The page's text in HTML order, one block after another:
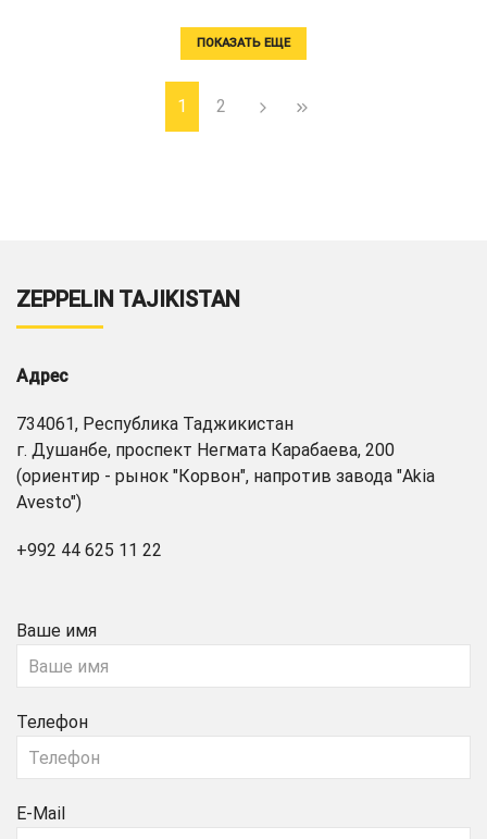
ПОКАЗАТЬ ЕЩЕ
1 2
ZEPPELIN TAJIKISTAN
Адрес
734061, Республика Таджикистан
г. Душанбе, проспект Негмата Карабаева, 200
(ориентир - рынок "Корвон", напротив завода "Akia
Avesto")
+992 44 625 11 22
Ваше имя
Телефон
E-Mail